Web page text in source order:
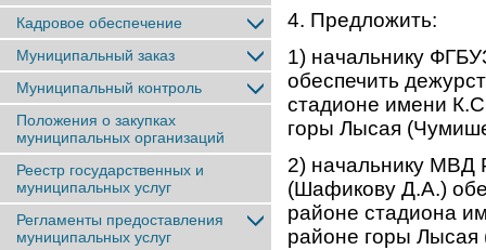
Кадровое обеспечение
Муниципальный заказ
Муниципальный контроль
Положения о закупках
муниципальных организаций
Реестр государственных и
муниципальных услуг
Регламенты предоставления
муниципальных услуг
4. Предложить:
1) начальнику
обеспечить
стадионе имени
горы Лысая
2) начальнику МВД
(Шафикову Д.А.)
районе стадиона
районе горы